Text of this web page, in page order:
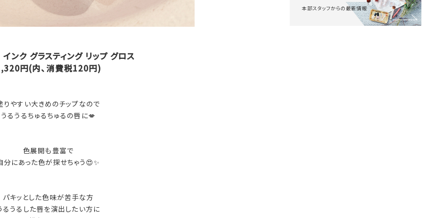
ンク グラスティング リップ グロス
円(内、消費税120円)
りやすい大きめのチップなので
うるうるちゅるちゅるの唇に💋
色展開も豊富で
分にあった色が探せちゃう😍✨
パキッとした色味が苦手な方
るうるした唇を演出したい方に
本部スタッフからの最新情報